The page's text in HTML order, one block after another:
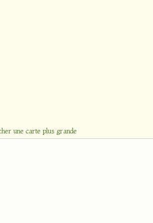
une carte plus grande